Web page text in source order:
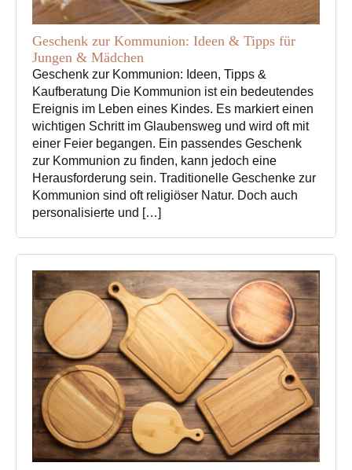
Geschenk zur Kommunion: Ideen & Tipps für
Jungen & Mädchen
Geschenk zur Kommunion: Ideen, Tipps &
Kaufberatung Die Kommunion ist ein bedeutendes
Ereignis im Leben eines Kindes. Es markiert einen
wichtigen Schritt im Glaubensweg und wird oft mit
einer Feier begangen. Ein passendes Geschenk
zur Kommunion zu finden, kann jedoch eine
Herausforderung sein. Traditionelle Geschenke zur
Kommunion sind oft religiöser Natur. Doch auch
personalisierte und […]